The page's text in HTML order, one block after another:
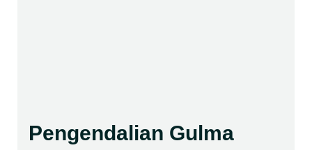
Pengendalian Gulma